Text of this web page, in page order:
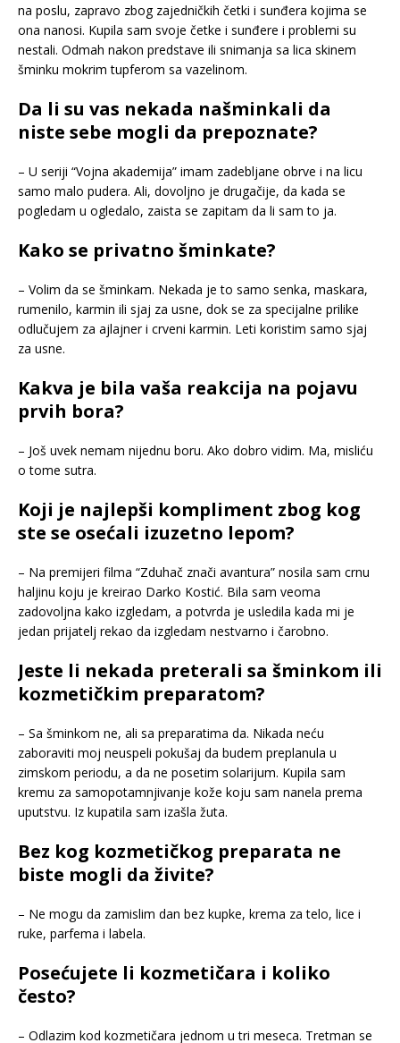
na poslu, zapravo zbog zajedničkih četki i sunđera kojima se
ona nanosi. Kupila sam svoje četke i sunđere i problemi su
nestali. Odmah nakon predstave ili snimanja sa lica skinem
šminku mokrim tupferom sa vazelinom.
Da li su vas nekada našminkali da
niste sebe mogli da prepoznate?
– U seriji “Vojna akademija” imam zadebljane obrve i na licu
samo malo pudera. Ali, dovoljno je drugačije, da kada se
pogledam u ogledalo, zaista se zapitam da li sam to ja.
Kako se privatno šminkate?
– Volim da se šminkam. Nekada je to samo senka, maskara,
rumenilo, karmin ili sjaj za usne, dok se za specijalne prilike
odlučujem za ajlajner i crveni karmin. Leti koristim samo sjaj
za usne.
Kakva je bila vaša reakcija na pojavu
prvih bora?
– Još uvek nemam nijednu boru. Ako dobro vidim. Ma, misliću
o tome sutra.
Koji je najlepši kompliment zbog kog
ste se osećali izuzetno lepom?
– Na premijeri filma “Zduhač znači avantura” nosila sam crnu
haljinu koju je kreirao Darko Kostić. Bila sam veoma
zadovoljna kako izgledam, a potvrda je usledila kada mi je
jedan prijatelj rekao da izgledam nestvarno i čarobno.
Jeste li nekada preterali sa šminkom ili
kozmetičkim preparatom?
– Sa šminkom ne, ali sa preparatima da. Nikada neću
zaboraviti moj neuspeli pokušaj da budem preplanula u
zimskom periodu, a da ne posetim solarijum. Kupila sam
kremu za samopotamnjivanje kože koju sam nanela prema
uputstvu. Iz kupatila sam izašla žuta.
Bez kog kozmetičkog preparata ne
biste mogli da živite?
– Ne mogu da zamislim dan bez kupke, krema za telo, lice i
ruke, parfema i labela.
Posećujete li kozmetičara i koliko
često?
– Odlazim kod kozmetičara jednom u tri meseca. Tretman se